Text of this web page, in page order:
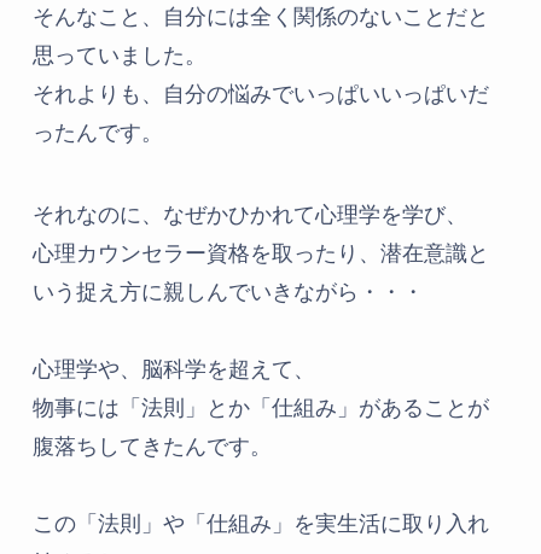
そんなこと、自分には全く関係のないことだと
思っていました。
それよりも、自分の悩みでいっぱいいっぱいだ
ったんです。
それなのに、なぜかひかれて心理学を学び、
心理カウンセラー資格を取ったり、潜在意識と
いう捉え方に親しんでいきながら・・・
心理学や、脳科学を超えて、
物事には「法則」とか「仕組み」があることが
腹落ちしてきたんです。
この「法則」や「仕組み」を実生活に取り入れ